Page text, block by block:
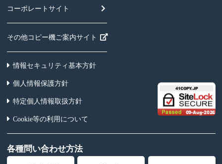
コーポレートサイト
その他コピー機ご案内サイト
情報セキュリティ基本方針
個人情報保護方針
特定個人情報取扱方針
Cookie等の利用について
各種問い合わせ方法